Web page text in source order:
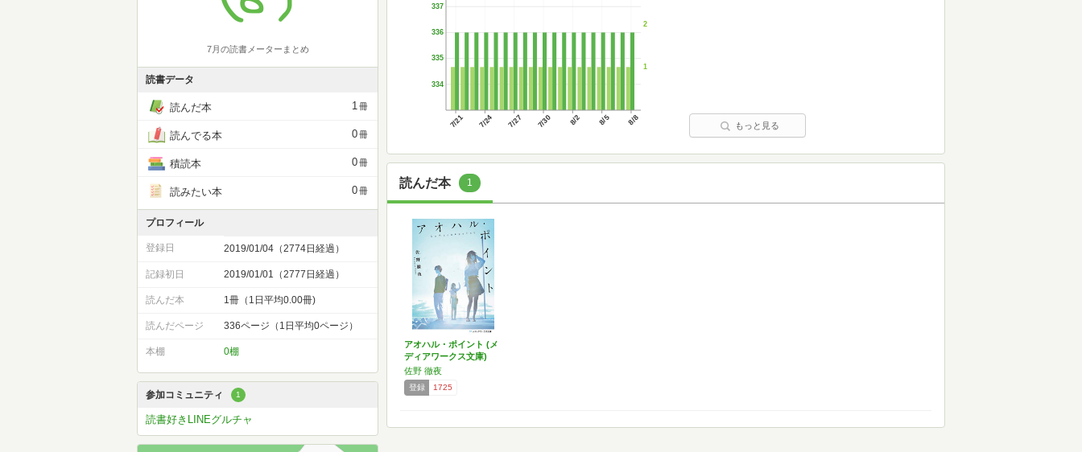
7/21 7/24 7/27 7/30 8/2 8/5 8/8
334
335
336
337
1
2
もっと見る
読んだ本 1
アオハル・ポイント (メ
ディアワークス文庫)
佐野 徹夜
登録 1725
7月の読書メーターまとめ
読書データ
読んだ本 1冊
読んでる本 0冊
積読本 0冊
読みたい本 0冊
プロフィール
登録日 2019/01/04（2774日経過）
記録初日 2019/01/01（2777日経過）
読んだ本 1冊（1日平均0.00冊)
読んだページ 336ページ（1日平均0ページ）
本棚 0棚
参加コミュニティ 1
読書好きLINEグルチャ